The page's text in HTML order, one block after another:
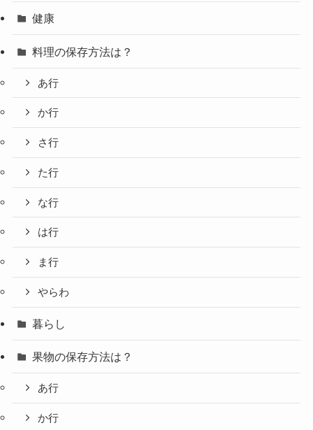
健康
料理の保存方法は？
あ行
か行
さ行
た行
な行
は行
ま行
やらわ
暮らし
果物の保存方法は？
あ行
か行